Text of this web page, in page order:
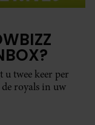
twee keer per
de royals in uw